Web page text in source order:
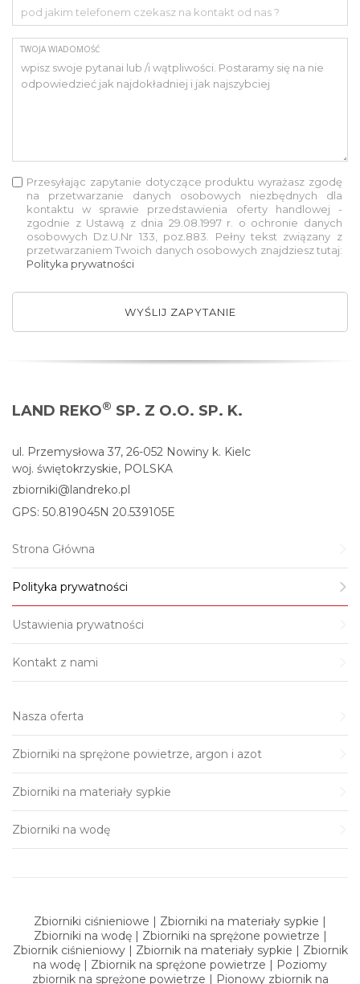
TWOJA WIADOMOŚĆ
Przesyłając zapytanie dotyczące produktu wyrażasz zgodę
na przetwarzanie danych osobowych niezbędnych dla
kontaktu w sprawie przedstawienia oferty handlowej -
zgodnie z Ustawą z dnia 29.08.1997 r. o ochronie danych
osobowych Dz.U.Nr 133, poz.883. Pełny tekst związany z
przetwarzaniem Twoich danych osobowych znajdziesz tutaj:
Polityka prywatności
WYŚLIJ ZAPYTANIE
LAND REKO® SP. Z O.O. SP. K.
ul. Przemysłowa 37, 26-052 Nowiny k. Kielc
woj. świętokrzyskie, POLSKA
zbiorniki@landreko.pl
GPS: 50.819045N 20.539105E
Strona Główna
Polityka prywatności
Ustawienia prywatności
Kontakt z nami
Nasza oferta
Zbiorniki na sprężone powietrze, argon i azot
Zbiorniki na materiały sypkie
Zbiorniki na wodę
Zbiorniki ciśnieniowe | Zbiorniki na materiały sypkie |
Zbiorniki na wodę | Zbiorniki na sprężone powietrze |
Zbiornik ciśnieniowy | Zbiornik na materiały sypkie | Zbiornik
na wodę | Zbiornik na sprężone powietrze | Poziomy
zbiornik na sprężone powietrze | Pionowy zbiornik na